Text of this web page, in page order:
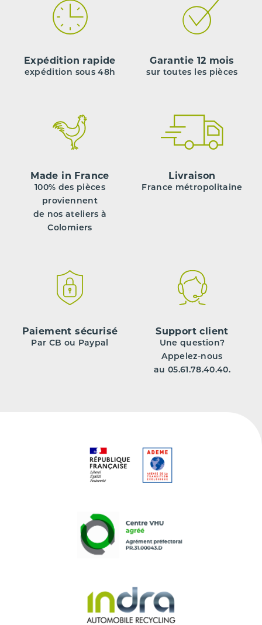
Expédition rapide
expédition sous 48h
Garantie 12 mois
sur toutes les pièces
Made in France
100% des pièces
proviennent
de nos ateliers à
Colomiers
Livraison
France métropolitaine
Paiement sécurisé
Par CB ou Paypal
Support client
Une question?
Appelez-nous
au 05.61.78.40.40.